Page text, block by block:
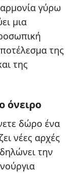
γύρω
μια
της
της
όνειρο
δώρο ένα
νέες αρχές
την